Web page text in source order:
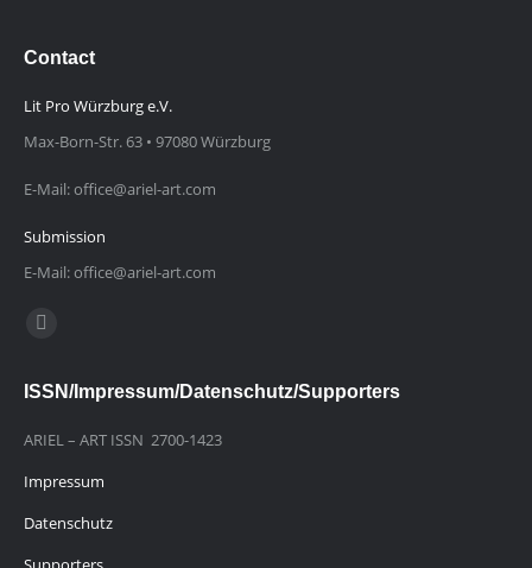
Contact
Lit Pro Würzburg e.V.
Max-Born-Str. 63 • 97080 Würzburg
E-Mail: office@ariel-art.com
Submission
E-Mail: office@ariel-art.com
Finden Sie uns auf:
page
opens
new
window
ISSN/Impressum/Datenschutz/Supporters
ARIEL – ART ISSN 2700-1423
Impressum
Datenschutz